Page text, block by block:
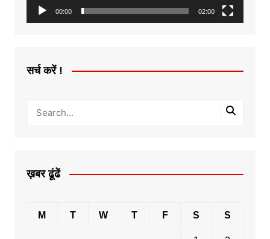
00:00 02:00
सर्च करें !
ख़बर ढूंढें
M T W T F S S